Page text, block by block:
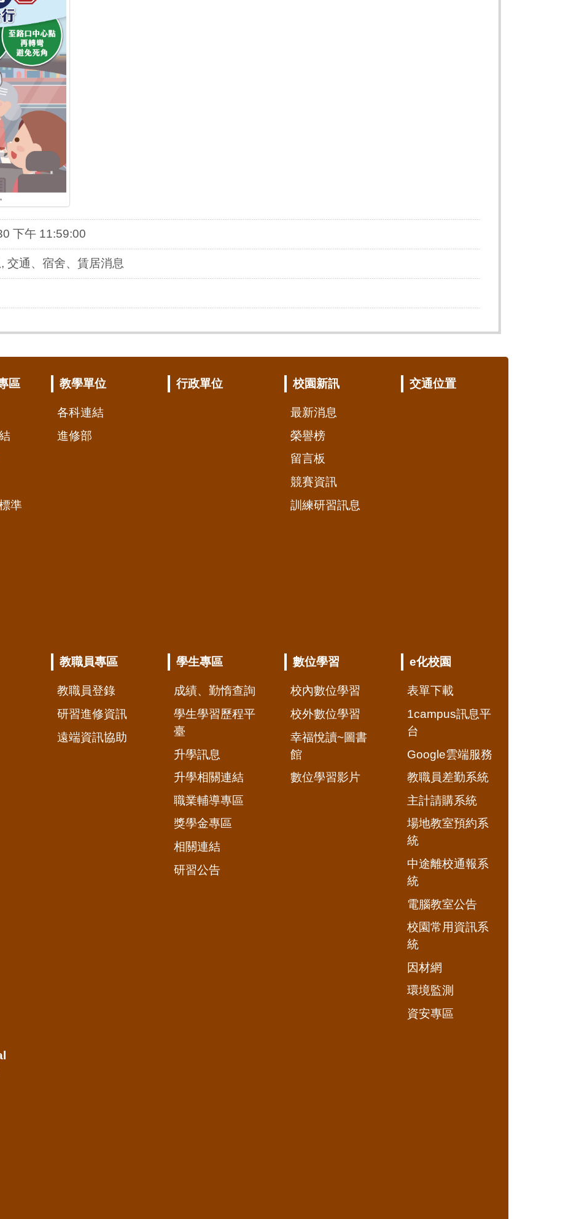
下午 11:59:00
交通、宿舍、賃居消息
區
準
教學單位
各科連結
進修部
行政單位 校園新訊
最新消息
榮譽榜
留言板
競賽資訊
訓練研習訊息
交通位置
教職員專區
教職員登錄
研習進修資訊
遠端資訊協助
學生專區
成績、勤惰查詢
學生學習歷程平
臺
升學訊息
升學相關連結
職業輔導專區
獎學金專區
相關連結
研習公告
數位學習
校內數位學習
校外數位學習
幸福悅讀~圖書
館
數位學習影片
e化校園
表單下載
1campus訊息平
台
Google雲端服務
教職員差勤系統
主計請購系統
場地教室預約系
統
中途離校通報系
統
電腦教室公告
校園常用資訊系
統
因材網
環境監測
資安專區